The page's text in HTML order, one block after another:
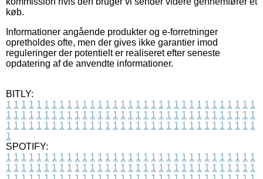
køb.
Informationer angående produkter og e-forretninger
opretholdes ofte, men der gives ikke garantier imod
reguleringer der potentielt er realiseret efter seneste
opdatering af de anvendte informationer.
BITLY:
1 1 1 1 1 1 1 1 1 1 1 1 1 1 1 1 1 1 1 1 1 1 1 1 1 1 1 1 1 1 1 1 1
1 1 1 1 1 1 1 1 1 1 1 1 1 1 1 1 1 1 1 1 1 1 1 1 1 1 1 1 1 1 1 1 1
1 1 1 1 1 1 1 1 1 1 1 1 1 1 1 1 1 1 1 1 1 1 1 1 1 1 1 1 1 1 1 1 1
1
SPOTIFY:
1 1 1 1 1 1 1 1 1 1 1 1 1 1 1 1 1 1 1 1 1 1 1 1 1 1 1 1 1 1 1 1 1
1 1 1 1 1 1 1 1 1 1 1 1 1 1 1 1 1 1 1 1 1 1 1 1 1 1 1 1 1 1 1 1 1